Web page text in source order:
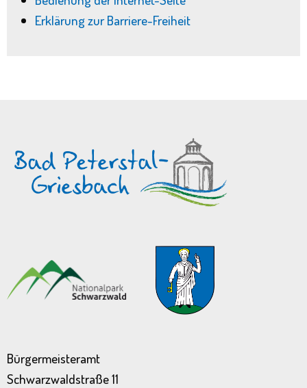
Erklärung zur Barriere-Freiheit
Bürgermeisteramt
Schwarzwaldstraße 11